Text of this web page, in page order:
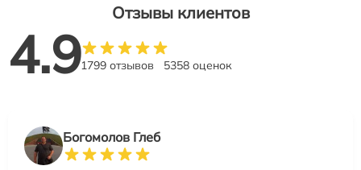
Отзывы клиентов
4.91799 отзывов 5358 оценок
Богомолов Глеб